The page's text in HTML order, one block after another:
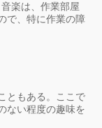
楽は、作業部屋
で、特に作業の障
ともある。ここで
ない程度の趣味を